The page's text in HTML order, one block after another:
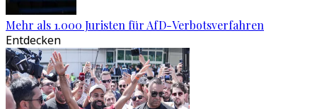
Mehr als 1.000 Juristen für AfD-Verbotsverfahren
Entdecken